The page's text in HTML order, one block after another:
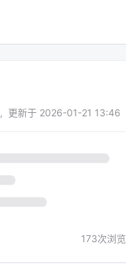
, 更新于 2026-01-21 13:46
173次浏览